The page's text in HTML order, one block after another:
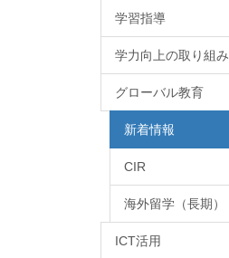
学習指導
学力向上の取り組み
グローバル教育
新着情報
CIR
海外留学（長期）
ICT活用